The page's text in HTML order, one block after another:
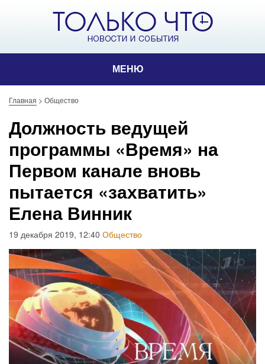
МЕНЮ
Главная > Общество
Должность ведущей
программы «Время» на
Первом канале вновь
пытается «захватить»
Елена Винник
19 декабря 2019, 12:40 Общество